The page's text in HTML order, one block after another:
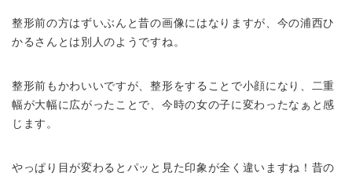
整形前の方はずいぶんと昔の画像にはなりますが、今の浦西ひ
かるさんとは別人のようですね。
整形前もかわいいですが、整形をすることで小顔になり、二重
幅が大幅に広がったことで、今時の女の子に変わったなぁと感
じます。
やっぱり目が変わるとパッと見た印象が全く違いますね！昔の